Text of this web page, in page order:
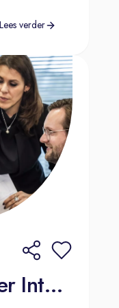
het
onze
Kijk hier
binnen
onze
van de
van
.
Lees verder
Project Engineer Interieur | Moordrecht